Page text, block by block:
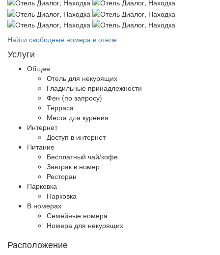
Найти свободные номера в отеле
Услуги
Общее
Отель для некурящих
Гладильные принадлежности
Фен (по запросу)
Терраса
Места для курения
Интернет
Доступ в интернет
Питание
Бесплатный чай/кофе
Завтрак в номер
Ресторан
Парковка
Парковка
В номерах
Семейные номера
Номера для некурящих
Расположение